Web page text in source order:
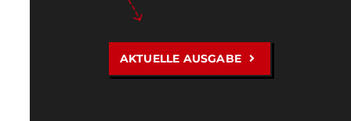
AKTUELLE AUSGABE